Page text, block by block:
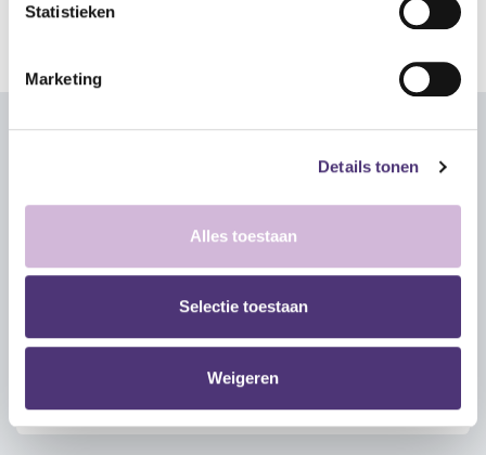
Statistieken
Marketing
Details tonen
Alles toestaan
Selectie toestaan
Weigeren
Contact
Vul onderstaande formulier in. Na het indienen,
contacteren we je zo snel mogelijk terug.
Volledige naam*